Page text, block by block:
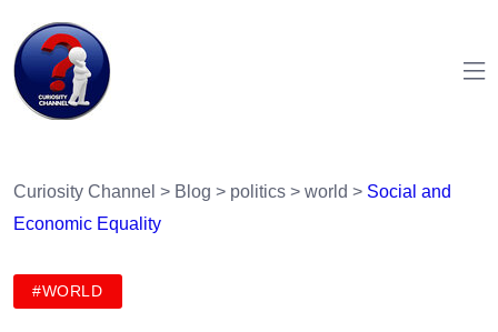
Curiosity Channel > Blog > politics > world > Social and
Economic Equality
#WORLD